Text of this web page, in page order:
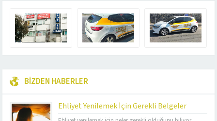
BİZDEN HABERLER
Ehliyet Yenilemek İçin Gerekli Belgeler